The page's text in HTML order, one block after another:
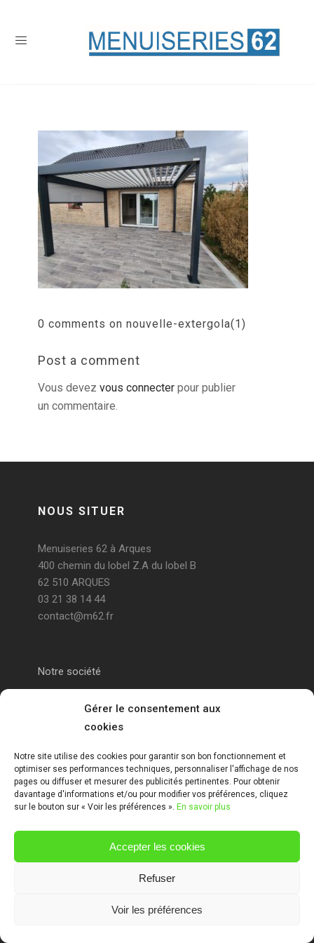
Gérer le consentement aux
cookies
Notre site utilise des cookies pour garantir son bon fonctionnement et
optimiser ses performances techniques, personnaliser l'affichage de nos
pages ou diffuser et mesurer des publicités pertinentes. Pour obtenir
davantage d'informations et/ou pour modifier vos préférences, cliquez
sur le bouton sur « Voir les préférences ». En savoir plus
Accepter les cookies
Refuser
Voir les préférences
0 comments on nouvelle-extergola(1)
Post a comment
Vous devez vous connecter pour publier
un commentaire.
NOUS SITUER
Menuiseries 62 à Arques
400 chemin du lobel Z.A du lobel B
62 510 ARQUES
03 21 38 14 44
contact@m62.fr
Notre société
Portail alu Saint-Omer
Clôture 62
Garde-corps pas de calais
Mentions Légales